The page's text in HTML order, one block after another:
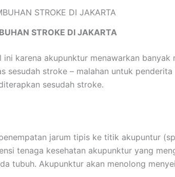
STROKE DI JAKARTA
karena akupunktur menawarkan banyak
stroke – malahan untuk penderita
sesudah stroke.
jarum tipis ke titik akupuntur
tenaga kesehatan akupunktur yang
tubuh. Akupunktur akan menolong